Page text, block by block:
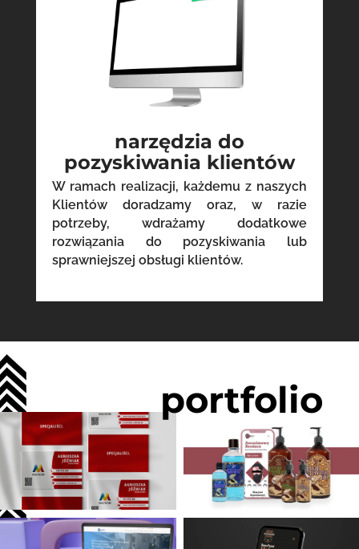
narzędzia do
pozyskiwania klientów
W ramach realizacji, każdemu z naszych
Klientów doradzamy oraz, w razie
potrzeby, wdrażamy dodatkowe
rozwiązania do pozyskiwania lub
sprawniejszej obsługi klientów.
portfolio